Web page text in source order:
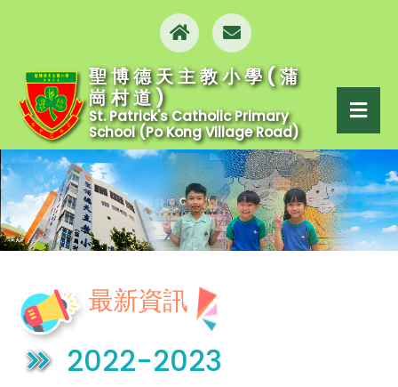
聖博德天主教小學(蒲
崗村道)
St. Patrick's Catholic Primary
School (Po Kong Village Road)
最新資訊
2022-2023